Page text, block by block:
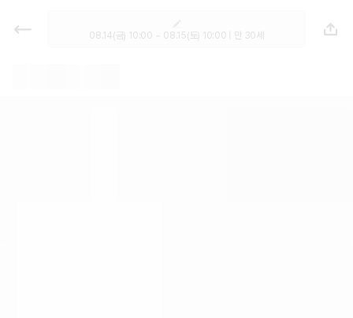
렌트카 - 인천 렌터카 가격비교, 최저
가 보장 1위 카모아
08.14(금) 10:00 ~ 08.15(토) 10:00 | 만 30세